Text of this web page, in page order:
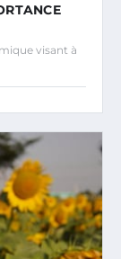
visant à